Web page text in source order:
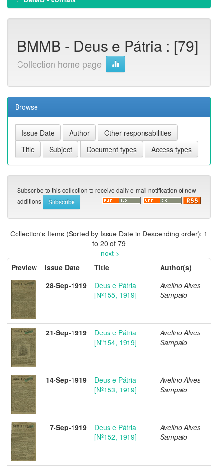
BMMB - Deus e Pátria : [79]
Collection home page
Browse
Subscribe to this collection to receive daily e-mail notification of new
additions
Collection's Items (Sorted by Issue Date in Descending order): 1
to 20 of 79
next >
Preview
Issue Date Title
Author(s)
28-Sep-1919
Deus e Pátria
[Nº155, 1919]
Avelino Alves
Sampaio
21-Sep-1919
Deus e Pátria
[Nº154, 1919]
Avelino Alves
Sampaio
14-Sep-1919
Deus e Pátria
[Nº153, 1919]
Avelino Alves
Sampaio
7-Sep-1919
Deus e Pátria
[Nº152, 1919]
Avelino Alves
Sampaio